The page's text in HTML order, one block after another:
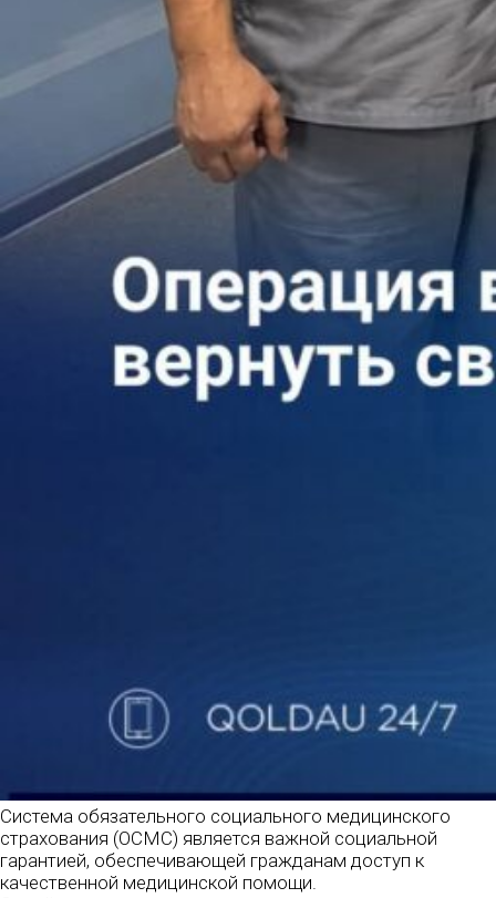
Система обязательного социального медицинского
страхования (ОСМС) является важной социальной
гарантией, обеспечивающей гражданам доступ к
качественной медицинской помощи.